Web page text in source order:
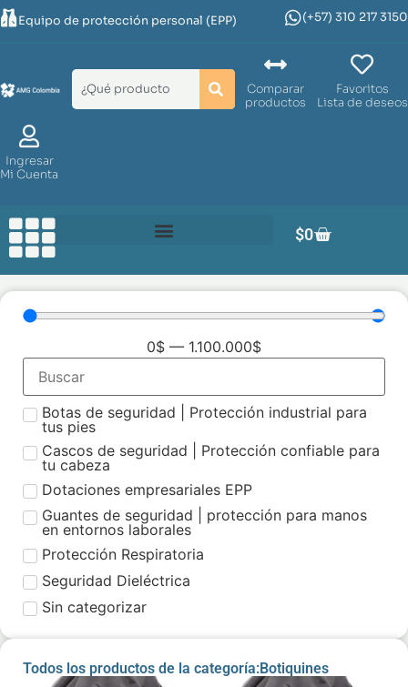
Equipo de protección personal (EPP) (+57) 310 217 3150
Comparar
productos
Favoritos
Lista de deseos
Ingresar
Mi Cuenta
$0
0$ — 1.100.000$
Botas de seguridad | Protección industrial para
tus pies
Cascos de seguridad | Protección confiable para
tu cabeza
Dotaciones empresariales EPP
Guantes de seguridad | protección para manos
en entornos laborales
Protección Respiratoria
Seguridad Dieléctrica
Sin categorizar
Todos los productos de la categoría:Botiquines